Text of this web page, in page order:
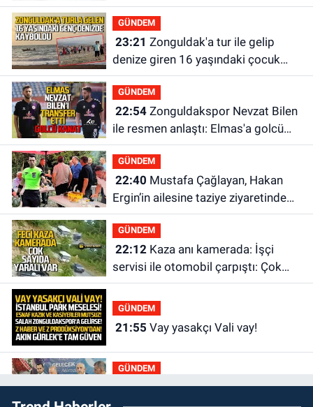
böyle uyardı!
GÜNDEM
23:21
denize giren 16 yaşındaki çocuk
kayboldu: Son anları kamerada
GÜNDEM
22:54Zonguldakspor Nevzat Bilen
ile resmen anlaştı: Elmas'a golcü
kanat
GÜNDEM
22:40
Ergin’in ailesine taziye ziyaretinde
bulundu
GÜNDEM
22:12Kaza anı kamerada: İşçi
servisi ile otomobil çarpıştı: Çok
sayıda yaralı var
GÜNDEM
21:55 Vay yasakçı Vali vay!
GÜNDEM
20:30MHP’de sandıklar açıldı yeni